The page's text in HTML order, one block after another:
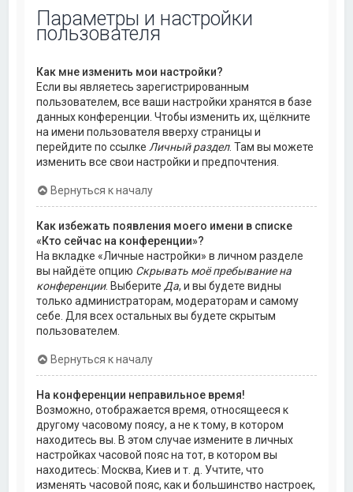
Параметры и настройки
пользователя
Как мне изменить мои настройки?
Если вы являетесь зарегистрированным
пользователем, все ваши настройки хранятся в базе
данных конференции. Чтобы изменить их, щёлкните
на имени пользователя вверху страницы и
перейдите по ссылке Личный раздел. Там вы можете
изменить все свои настройки и предпочтения.
Вернуться к началу
Как избежать появления моего имени в списке
«Кто сейчас на конференции»?
На вкладке «Личные настройки» в личном разделе
вы найдёте опцию Скрывать моё пребывание на
конференции. Выберите Да, и вы будете видны
только администраторам, модераторам и самому
себе. Для всех остальных вы будете скрытым
пользователем.
Вернуться к началу
На конференции неправильное время!
Возможно, отображается время, относящееся к
другому часовому поясу, а не к тому, в котором
находитесь вы. В этом случае измените в личных
настройках часовой пояс на тот, в котором вы
находитесь: Москва, Киев и т. д. Учтите, что
изменять часовой пояс, как и большинство настроек,